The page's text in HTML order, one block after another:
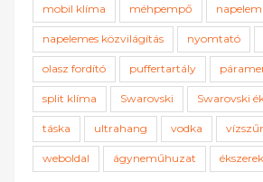
mobil klíma méhpempő napelem
napelemes közvilágítás nyomtató
olasz fordító puffertartály
split klíma Swarovski Swarovski
táska ultrahang vodka
weboldal ágyneműhuzat ékszerek